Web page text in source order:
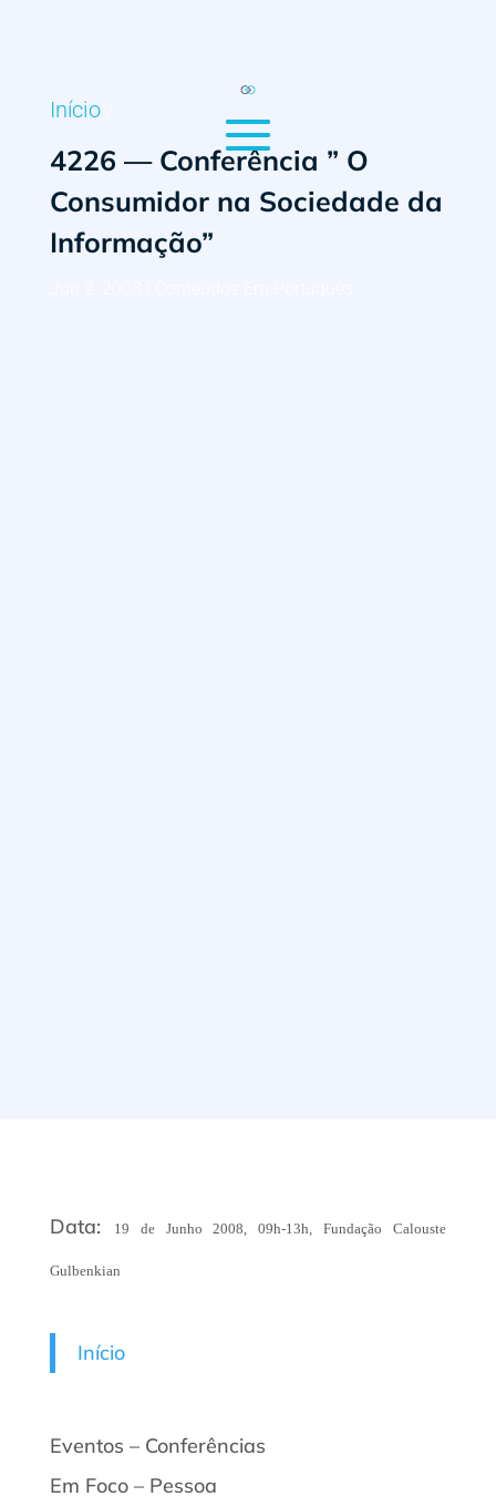
Início
4226 — Conferência ” O
Consumidor na Sociedade da
Informação”
Data: 19 de Junho 2008, 09h-13h, Fundação Calouste
Gulbenkian
Início
Eventos – Conferências
Em Foco – Pessoa